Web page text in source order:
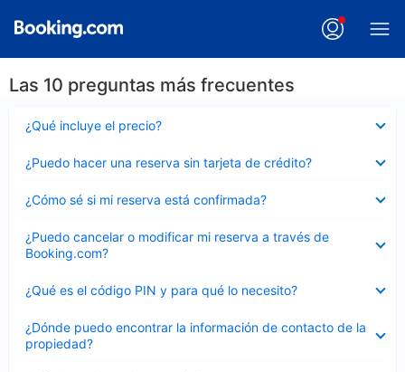
Las 10 preguntas más frecuentes
¿Qué incluye el precio?
cerrado
¿Puedo hacer una reserva sin tarjeta de crédito?
cerrado
¿Cómo sé si mi reserva está confirmada?
cerrado
¿Puedo cancelar o modificar mi reserva a través de
Booking.com?
cerrado
¿Qué es el código PIN y para qué lo necesito?
cerrado
¿Dónde puedo encontrar la información de contacto de la
propiedad?
cerrado